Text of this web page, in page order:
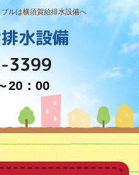
ルは横須賀給排水設備へ
水設備
3399
20：00